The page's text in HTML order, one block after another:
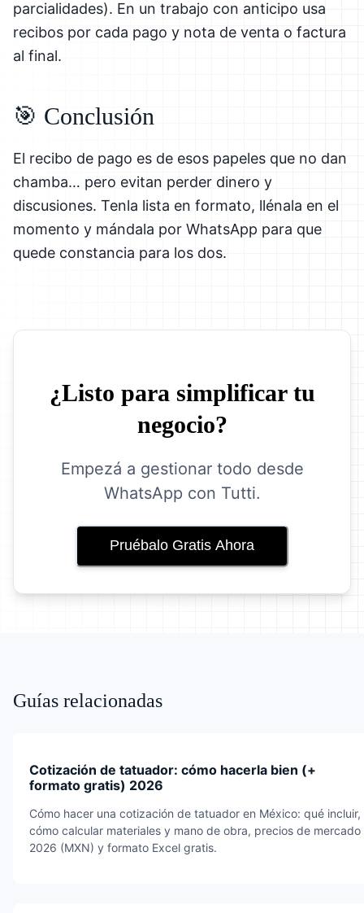
parcialidades). En un trabajo con anticipo usa
recibos por cada pago y nota de venta o factura
al final.
🎯 Conclusión
El recibo de pago es de esos papeles que no dan
chamba… pero evitan perder dinero y
discusiones. Tenla lista en formato, llénala en el
momento y mándala por WhatsApp para que
quede constancia para los dos.
¿Listo para simplificar tu
negocio?
Empezá a gestionar todo desde
WhatsApp con Tutti.
Pruébalo Gratis Ahora
Guías relacionadas
Cotización de tatuador: cómo hacerla bien (+
formato gratis) 2026
Cómo hacer una cotización de tatuador en México: qué incluir,
cómo calcular materiales y mano de obra, precios de mercado
2026 (MXN) y formato Excel gratis.